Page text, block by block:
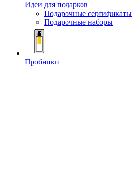
Идеи для подарков
Подарочные сертификаты
Подарочные наборы
Пробники